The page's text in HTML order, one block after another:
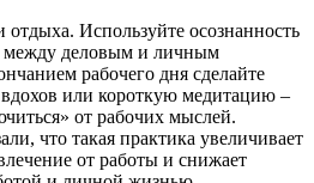
отдыха. Используйте осознанность
между деловым и личным
рабочего дня сделайте
вдохов или короткую медитацию –
от рабочих мыслей.
что такая практика увеличивает
от работы и снижает